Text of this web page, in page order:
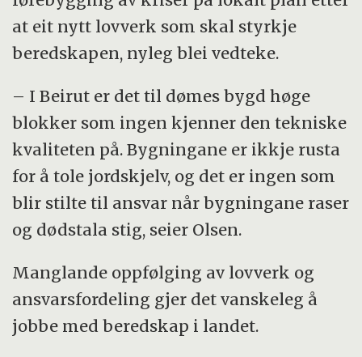
at eit nytt lovverk som skal styrkje
beredskapen, nyleg blei vedteke.
– I Beirut er det til dømes bygd høge
blokker som ingen kjenner den tekniske
kvaliteten på. Bygningane er ikkje rusta
for å tole jordskjelv, og det er ingen som
blir stilte til ansvar når bygningane raser
og dødstala stig, seier Olsen.
Manglande oppfølging av lovverk og
ansvarsfordeling gjer det vanskeleg å
jobbe med beredskap i landet.